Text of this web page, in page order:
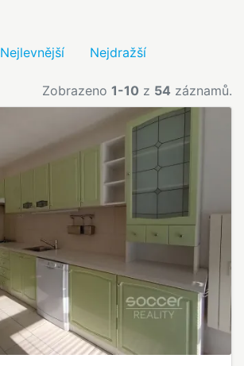
Nejlevnější Nejdražší
Zobrazeno 1-10 z 54 záznamů.